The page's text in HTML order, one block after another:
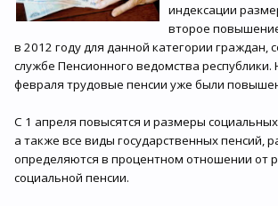
индексации
второе
в 2012 году для данной категории граждан,
службе Пенсионного ведомства республики.
февраля трудовые пенсии уже были
С 1 апреля повысятся и размеры
а также все виды государственных пенсий,
определяются в процентном отношении от
социальной пенсии.